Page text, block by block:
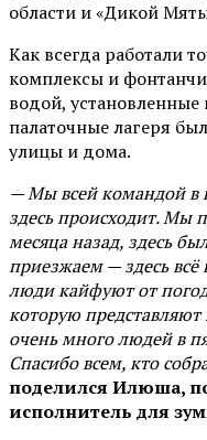
области и «Дикой
Как всегда работали
комплексы и
водой,
палаточные лагеря
улицы и дома.
— Мы всей командой в
здесь происходит. Мы
месяца назад, здесь
приезжаем — здесь всё
люди кайфуют от
которую
очень много людей в
Спасибо всем, кто
поделился Илюша,
исполнитель для